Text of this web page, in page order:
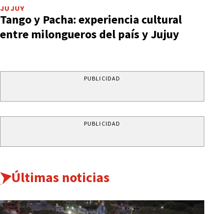
JUJUY
Tango y Pacha: experiencia cultural
entre milongueros del país y Jujuy
PUBLICIDAD
PUBLICIDAD
Últimas noticias